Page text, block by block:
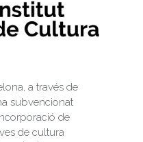
a través de
subvencionat
de
de cultura